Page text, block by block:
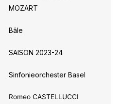
MOZART
Bâle
SAISON 2023-24
Sinfonieorchester Basel
Romeo CASTELLUCCI